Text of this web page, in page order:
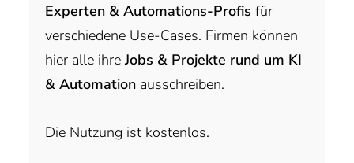
Experten & Automations-Profis für
verschiedene Use-Cases. Firmen können
hier alle ihreJobs & Projekte rund um KI
& Automation ausschreiben.
Die Nutzung ist kostenlos.